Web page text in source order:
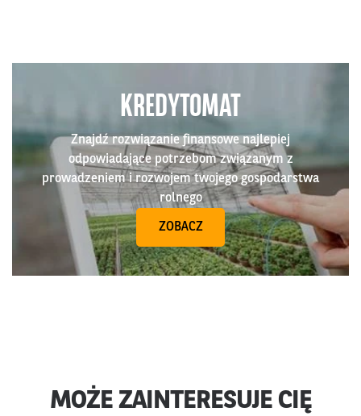
KREDYTOMAT
Znajdź rozwiązanie finansowe najlepiej
odpowiadające potrzebom związanym z
prowadzeniem i rozwojem twojego gospodarstwa
rolnego
ZOBACZ
MOŻE ZAINTERESUJE CIĘ